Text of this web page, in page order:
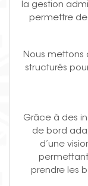
la gestion
permettre
Nous mettons
structurés
Grâce à des
de bord
d’une
prendre les